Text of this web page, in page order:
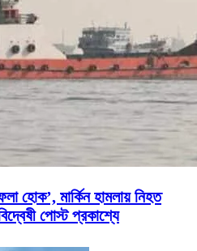
হোক’, মার্কিন হামলায় নিহত
পোস্ট প্রকাশ্যে